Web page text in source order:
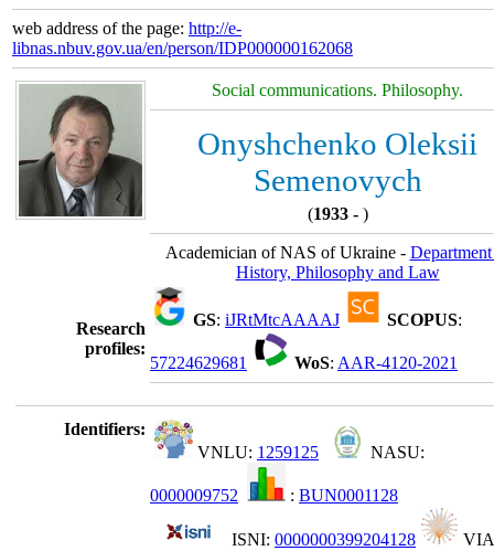
web address of the page: http://e-
libnas.nbuv.gov.ua/en/person/IDP000000162068
Social communications. Philosophy.
Onyshchenko Oleksii
Semenovych
(1933 - )
Academician of NAS of Ukraine -
History, Philosophy and Law
Research
profiles:
GS: iJRtMtcAAAAJ SCOPUS:
57224629681 WoS: AAR-4120-2021
Identifiers:
VNLU: 1259125 NASU:
0000009752 : BUN0001128
ISNI: 0000000399204128